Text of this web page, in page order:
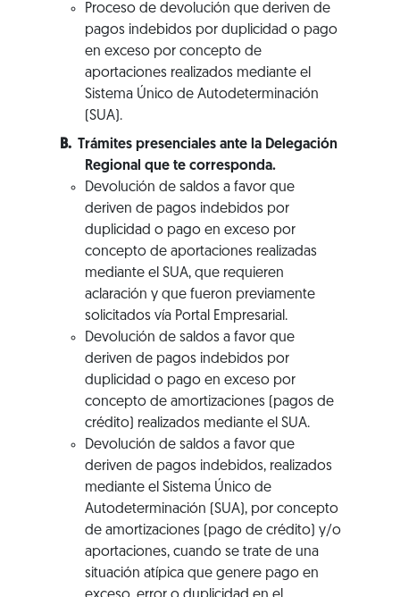
Proceso de devolución que deriven de
pagos indebidos por duplicidad o pago
en exceso por concepto de
aportaciones realizados mediante el
Sistema Único de Autodeterminación
(SUA).
Trámites presenciales ante la Delegación
Regional que te corresponda.
Devolución de saldos a favor que
deriven de pagos indebidos por
duplicidad o pago en exceso por
concepto de aportaciones realizadas
mediante el SUA, que requieren
aclaración y que fueron previamente
solicitados vía Portal Empresarial.
Devolución de saldos a favor que
deriven de pagos indebidos por
duplicidad o pago en exceso por
concepto de amortizaciones (pagos de
crédito) realizados mediante el SUA.
Devolución de saldos a favor que
deriven de pagos indebidos, realizados
mediante el Sistema Único de
Autodeterminación (SUA), por concepto
de amortizaciones (pago de crédito) y/o
aportaciones, cuando se trate de una
situación atípica que genere pago en